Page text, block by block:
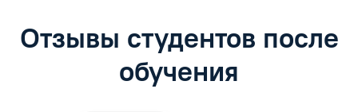
Отзывы студентов после
обучения